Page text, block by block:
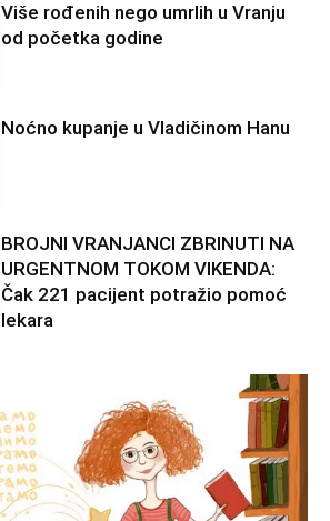
Više rođenih nego umrlih u Vranju
od početka godine
Noćno kupanje u Vladičinom Hanu
BROJNI VRANJANCI ZBRINUTI NA
URGENTNOM TOKOM VIKENDA:
Čak 221 pacijent potražio pomoć
lekara